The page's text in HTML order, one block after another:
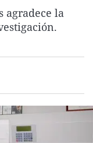
La rosa de los vientos
Gente viajera
Caso
Retornados
Extremadura
Galicia
País Vasco
Virales
Televisión
agradece la